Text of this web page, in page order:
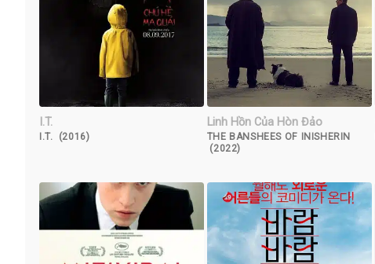
I.T.
I.T. (2016)
Linh Hồn Của Hòn Đảo
THE BANSHEES OF INISHERIN
(2022)